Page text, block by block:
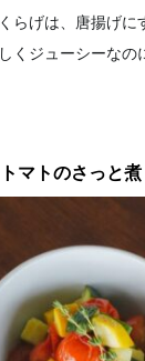
らげは、唐揚げに
くジューシーなの
マトのさっと煮